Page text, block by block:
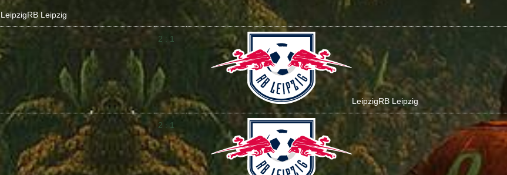
LeipzigRB Leipzig
2 : 1
LeipzigRB Leipzig
2 : 1